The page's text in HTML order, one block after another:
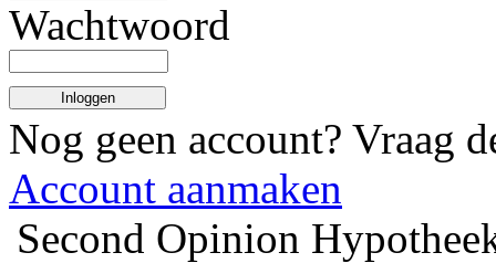
Wachtwoord
Inloggen
Nog geen account? Vraag
Account aanmaken
Second Opinion